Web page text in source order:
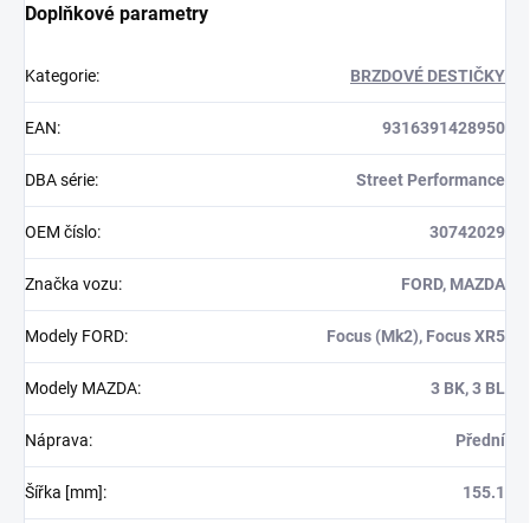
Doplňkové parametry
Kategorie: BRZDOVÉ DESTIČKY
EAN: 9316391428950
DBA série: Street Performance
OEM číslo: 30742029
Značka vozu: FORD, MAZDA
Modely FORD: Focus (Mk2), Focus XR5
Modely MAZDA: 3 BK, 3 BL
Náprava: Přední
Šířka [mm]: 155.1